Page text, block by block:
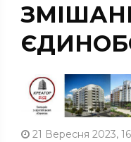
21 Вересня 2023,